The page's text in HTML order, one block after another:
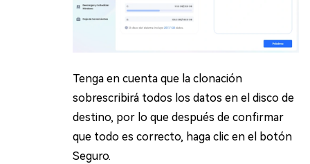
Tenga en cuenta que la clonación
sobrescribirá todos los datos en el disco de
destino, por lo que después de confirmar
que todo es correcto, haga clic en el botón
Seguro.